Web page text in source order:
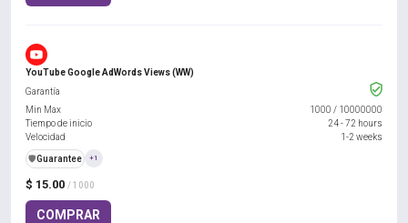
YouTube Google AdWords Views (WW)
$ 15.00 / 1000
COMPRAR
Garantía
Min Max
1000 / 10000000
Tiempo de inicio
24 - 72 hours
Velocidad
1-2 weeks
️🛡️Guarantee +1